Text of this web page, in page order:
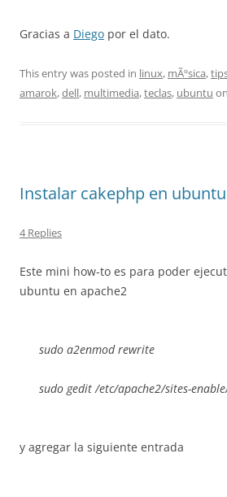
Gracias a Diego por el dato.
This entry was posted in linux, mÃºsica,
amarok,dell, multimedia,teclas, ubuntu on
Instalar cakephp en ubuntu
4 Replies
Este mini how-to es para poder
ubuntu en apache2
sudo a2enmod rewrite
sudo gedit /etc/apache2/sites-
y agregar la siguiente entrada